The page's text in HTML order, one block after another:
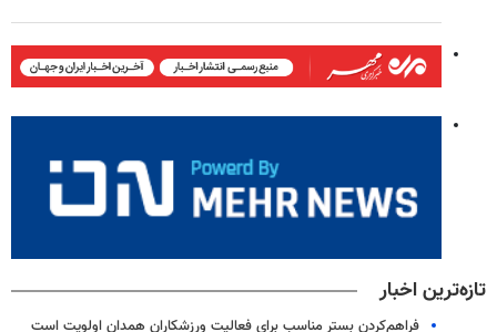
تازه‌ترین اخبار
فراهم‌کردن بستر مناسب برای فعالیت ورزشکاران همدان اولویت است